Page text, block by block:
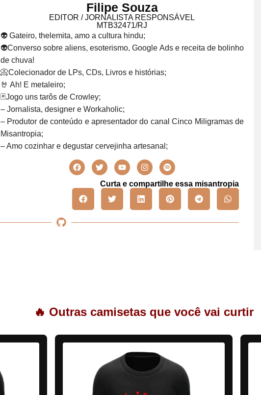
Filipe Souza
EDITOR / JORNALISTA RESPONSÁVEL
MTB32471/RJ
👽 Gateiro, thelemita, amo a cultura hindu;
👽Converso sobre aliens, esoterismo, Google Ads e receita de bolinho
de chuva!
📀Colecionador de LPs, CDs, Livros e histórias;
🤘 Ah! E metaleiro;
🃏Jogo uns tarôs de Crowley;
– Jornalista, designer e Workaholic;
– Produtor de conteúdo e apresentador do canal Cinco Miligramas de
Misantropia;
– Amo cozinhar e degustar cervejinha artesanal;
Curta e compartilhe essa misantropia
🔥 Outras camisetas que você vai curtir